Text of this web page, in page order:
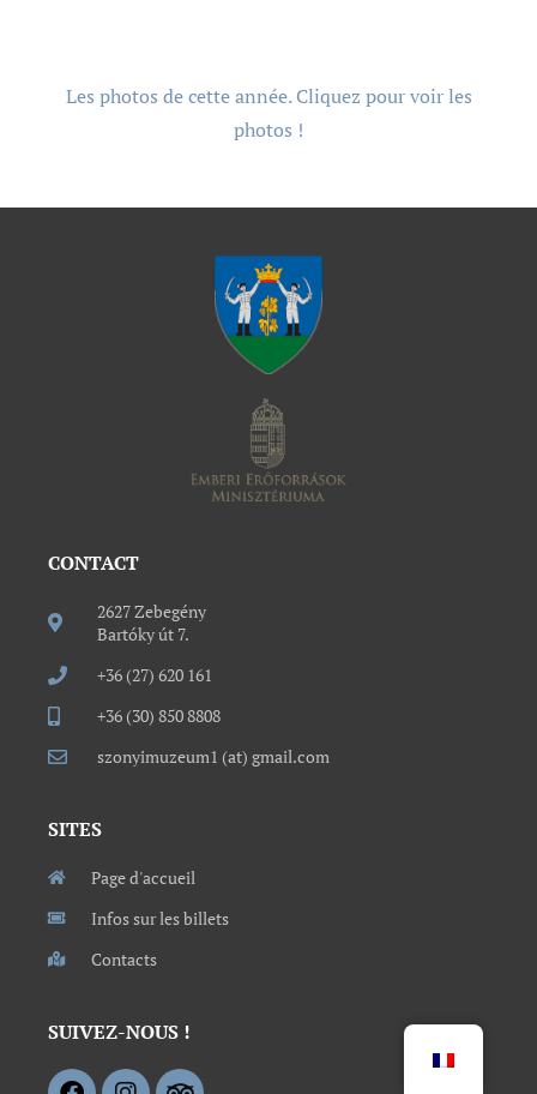
Les photos de cette année. Cliquez pour voir les
photos !
CONTACT
2627 Zebegény
Bartóky út 7.
+36 (27) 620 161
+36 (30) 850 8808
szonyimuzeum1 (at) gmail.com
SITES
Page d'accueil
Infos sur les billets
Contacts
SUIVEZ-NOUS !